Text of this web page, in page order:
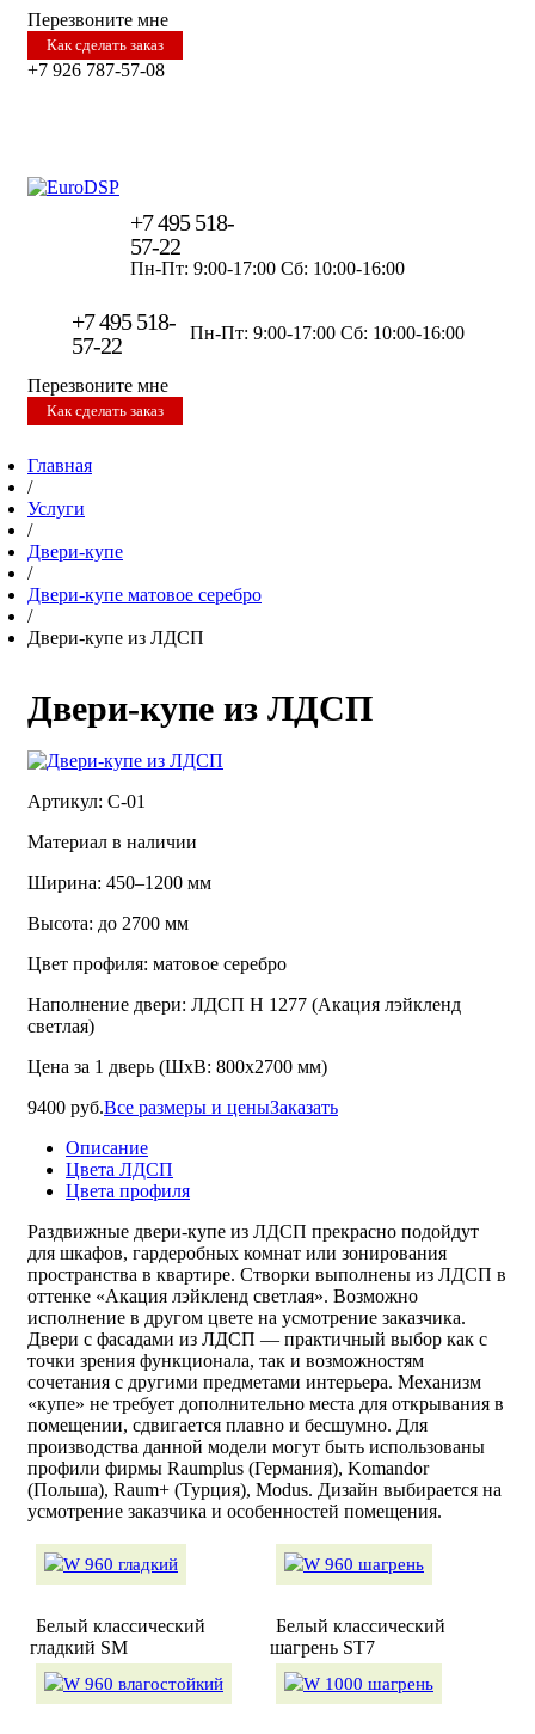
Перезвоните мне
Как сделать заказ
+7 926 787-57-08
+7 495 518-
57-22
Пн-Пт: 9:00-17:00 Сб: 10:00-16:00
+7 495 518-
57-22
Пн-Пт: 9:00-17:00 Сб: 10:00-16:00
Перезвоните мне
Как сделать заказ
Главная
/
Услуги
/
Двери-купе
/
Двери-купе матовое серебро
/
Двери-купе из ЛДСП
Двери-купе из ЛДСП
Артикул: С-01
Материал в наличии
Ширина: 450–1200 мм
Высота: до 2700 мм
Цвет профиля: матовое серебро
Наполнение двери: ЛДСП Н 1277 (Акация лэйкленд
светлая)
Цена за 1 дверь (ШхВ: 800х2700 мм)
9400 руб.Все размеры и ценыЗаказать
Описание
Цвета ЛДСП
Цвета профиля
Раздвижные двери-купе из ЛДСП прекрасно подойдут
для шкафов, гардеробных комнат или зонирования
пространства в квартире. Створки выполнены из ЛДСП в
оттенке «Акация лэйкленд светлая». Возможно
исполнение в другом цвете на усмотрение заказчика.
Двери с фасадами из ЛДСП — практичный выбор как с
точки зрения функционала, так и возможностям
сочетания с другими предметами интерьера. Механизм
«купе» не требует дополнительно места для открывания в
помещении, сдвигается плавно и бесшумно. Для
производства данной модели могут быть использованы
профили фирмы Raumplus (Германия), Komandor
(Польша), Raum+ (Турция), Modus. Дизайн выбирается на
усмотрение заказчика и особенностей помещения.
Белый классический
гладкий SM
Белый классический
шагрень ST7